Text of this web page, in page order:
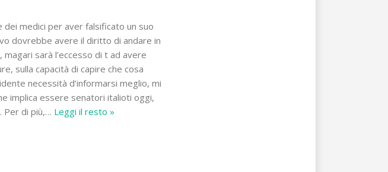
medici per aver falsificato un suo
dovrebbe avere il diritto di andare in
sarà l’eccesso di t ad avere
sulla capacità di capire che cosa
necessità d’informarsi meglio, mi
implica essere senatori italioti oggi,
di più,… Leggi il resto »